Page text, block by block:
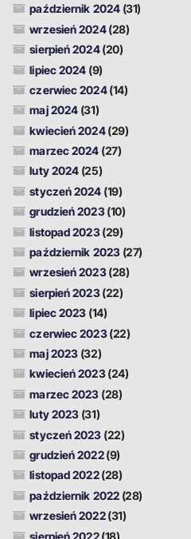
październik 2024(31)
wrzesień 2024(28)
sierpień 2024(20)
lipiec 2024 (9)
czerwiec 2024(14)
maj 2024 (31)
kwiecień 2024(29)
marzec 2024 (27)
luty 2024 (25)
styczeń 2024 (19)
grudzień 2023(10)
listopad 2023(29)
październik 2023(27)
wrzesień 2023(28)
sierpień 2023(22)
lipiec 2023 (14)
czerwiec 2023(22)
maj 2023 (32)
kwiecień 2023(24)
marzec 2023 (28)
luty 2023 (31)
styczeń 2023 (22)
grudzień 2022(9)
listopad 2022(28)
październik 2022(28)
wrzesień 2022(31)
sierpień 2022(18)